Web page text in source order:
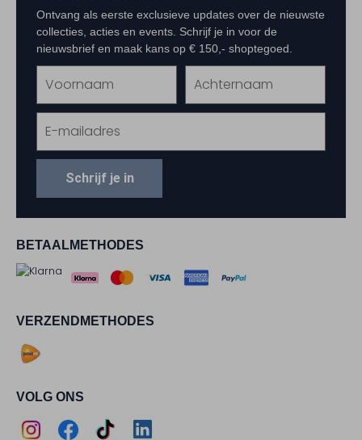
BETAALMETHODES
VERZENDMETHODES
VOLG ONS
Ontvang als eerste exclusieve updates over de nieuwste
collecties, acties en events. Schrijf je in voor de
nieuwsbrief en maak kans op € 150,- shoptegoed.
Schrijf je in